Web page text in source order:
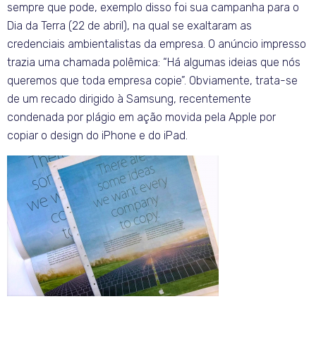
sempre que pode, exemplo disso foi sua campanha para o
Dia da Terra (22 de abril), na qual se exaltaram as
credenciais ambientalistas da empresa. O anúncio impresso
trazia uma chamada polêmica: “Há algumas ideias que nós
queremos que toda empresa copie”. Obviamente, trata-se
de um recado dirigido à Samsung, recentemente
condenada por plágio em ação movida pela Apple por
copiar o design do iPhone e do iPad.